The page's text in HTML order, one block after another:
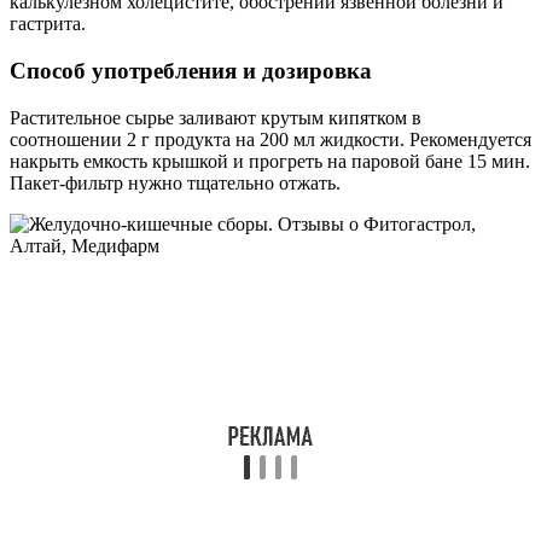
гастрита.
Способ употребления и дозировка
Растительное сырье заливают крутым кипятком в
соотношении 2 г продукта на 200 мл жидкости. Рекомендуется
накрыть емкость крышкой и прогреть на паровой бане 15 мин.
Пакет-фильтр нужно тщательно отжать.